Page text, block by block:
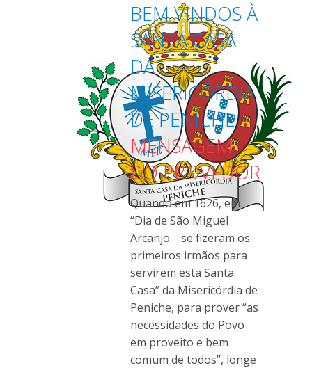
BEM VINDOS À
SANTA CASA
DA
MISERICÓRDIA
DE PENICHE
MENSAGEM
DO PROVEDOR
Quando em 1626, em
“Dia de São Miguel
Arcanjo.. ..se fizeram os
primeiros irmãos para
servirem esta Santa
Casa” da Misericórdia de
Peniche, para prover “as
necessidades do Povo
em proveito e bem
comum de todos”, longe